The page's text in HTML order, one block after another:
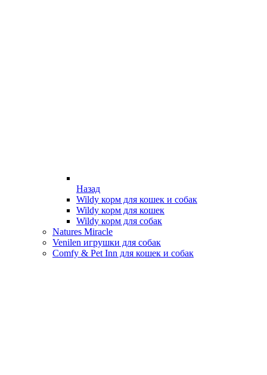
Назад
Wildy корм для кошек и собак
Wildy корм для кошек
Wildy корм для собак
Natures Miracle
Venilen игрушки для собак
Comfy & Pet Inn для кошек и собак